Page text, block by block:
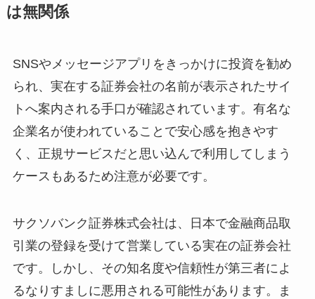
は無関係
SNSやメッセージアプリをきっかけに投資を勧め
られ、実在する証券会社の名前が表示されたサイ
トへ案内される手口が確認されています。有名な
企業名が使われていることで安心感を抱きやす
く、正規サービスだと思い込んで利用してしまう
ケースもあるため注意が必要です。
サクソバンク証券株式会社は、日本で金融商品取
引業の登録を受けて営業している実在の証券会社
です。しかし、その知名度や信頼性が第三者によ
るなりすましに悪用される可能性があります。ま